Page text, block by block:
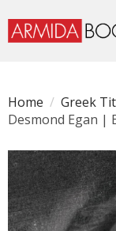
Home
Greek
Desmond Egan |